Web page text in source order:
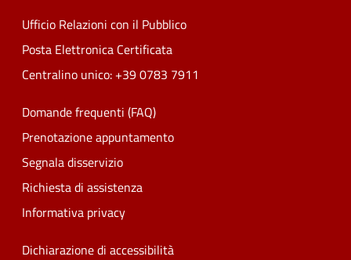
Ufficio Relazioni con il Pubblico
Posta Elettronica Certificata
Centralino unico: +39 0783 7911
Domande frequenti (FAQ)
Prenotazione appuntamento
Segnala disservizio
Richiesta di assistenza
Informativa privacy
Dichiarazione di accessibilità